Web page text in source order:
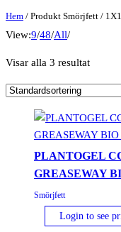
Hem / Produkt Smörjfett /
View:9/48/All/
Visar alla 3 resultat
PLANTOGEL
GREASEWAY
Smörjfett
Login to see